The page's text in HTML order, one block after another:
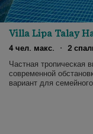
Villa Lipa Talay
4 чел. макс.
· 2
Частная тропическая
современной
вариант для